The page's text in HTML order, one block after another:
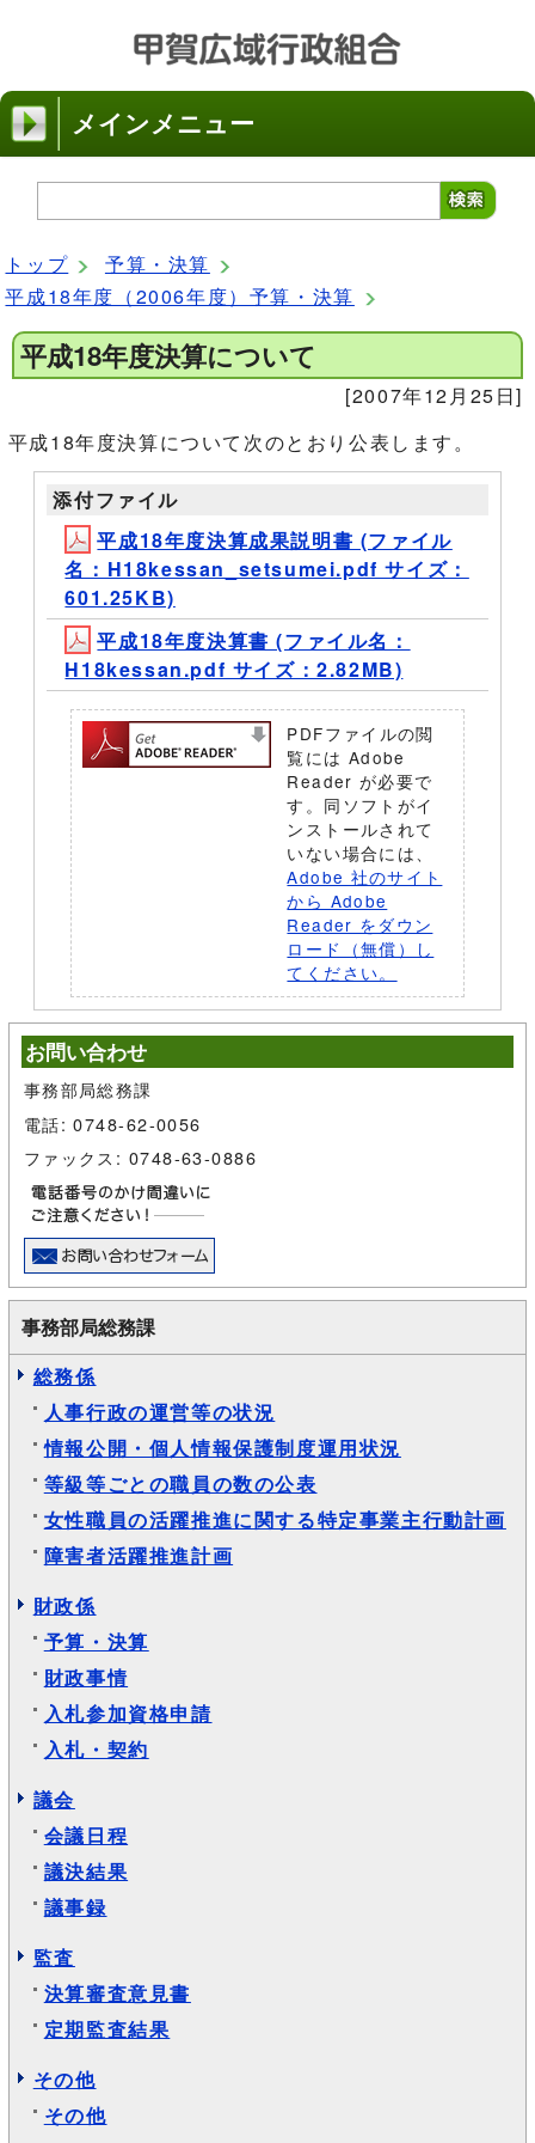
メインメニュー
トップ
予算・決算
平成18年度（2006年度）予算・決算
平成18年度決算について
[2007年12月25日]
平成18年度決算について次のとおり公表します。
添付ファイル
平成18年度決算成果説明書 (ファイル
名：H18kessan_setsumei.pdf サイズ：
601.25KB)
平成18年度決算書 (ファイル名：
H18kessan.pdf サイズ：2.82MB)
PDFファイルの閲
覧には Adobe
Reader が必要で
す。同ソフトがイ
ンストールされて
いない場合には、
Adobe 社のサイト
から Adobe
Reader をダウン
ロード（無償）し
てください。
お問い合わせ
事務部局総務課
電話: 0748-62-0056
ファックス: 0748-63-0886
事務部局総務課
総務係
人事行政の運営等の状況
情報公開・個人情報保護制度運用状況
等級等ごとの職員の数の公表
女性職員の活躍推進に関する特定事業主行動計画
障害者活躍推進計画
財政係
予算・決算
財政事情
入札参加資格申請
入札・契約
議会
会議日程
議決結果
議事録
監査
決算審査意見書
定期監査結果
その他
その他